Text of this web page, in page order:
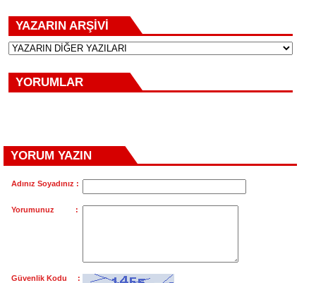
YAZARIN ARŞİVİ
YORUMLAR
YORUM YAZIN
Adınız Soyadınız :
Yorumunuz :
Güvenlik Kodu :